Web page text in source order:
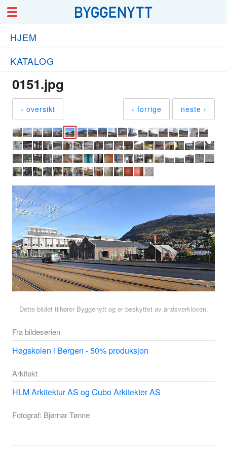
HJEM
KATALOG
0151.jpg
‹ oversikt ‹ forrige neste ›
Dette bildet tilhører Byggenytt og er beskyttet av åndsverkloven.
Fra bildeserien
Høgskolen i Bergen - 50% produksjon
Arkitekt
HLM Arkitektur AS og Cubo Arkitekter AS
Fotograf: Bjørnar Tønne